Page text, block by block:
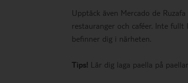
Upptäck även Mercado de
restauranger och caféer. Inte
befinner dig i närheten.
Tips! Lär dig laga paella på